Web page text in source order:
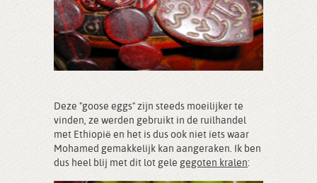
Deze "goose eggs" zijn steeds moeilijker te
vinden, ze werden gebruikt in de ruilhandel
met Ethiopië en het is dus ook niet iets waar
Mohamed gemakkelijk kan aangeraken. Ik ben
dus heel blij met dit lot gele gegoten kralen: